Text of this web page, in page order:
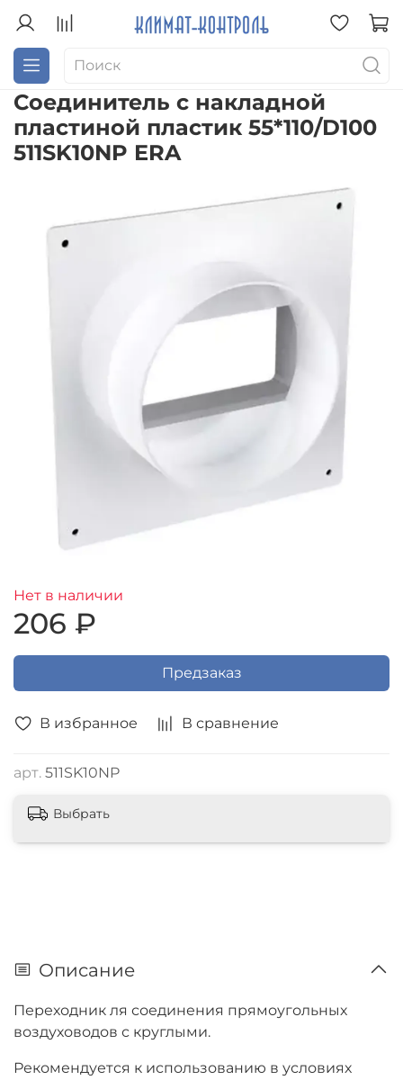
Соединитель с накладной
пластиной пластик 55*110/D100
511SK10NP ERA
В избранное В сравнение
арт. 511SK10NP
Нет в наличии
206 ₽
Предзаказ
Выбрать
Описание
Переходник ля соединения прямоугольных
воздуховодов с круглыми.
Рекомендуется к использованию в условиях